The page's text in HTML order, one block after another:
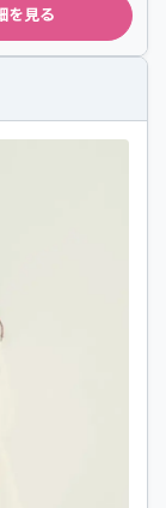
を見る